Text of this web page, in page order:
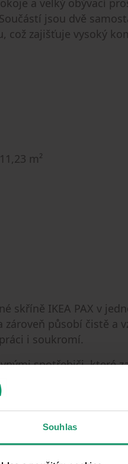
Souhlas
jsou dvě
což zajišťuje vysoký
m²
skříně IKEA PAX v
působí čistě a
i soukromí.
spotřebiči, které
a vestavná
orientovaný do
bytu je také sklepní